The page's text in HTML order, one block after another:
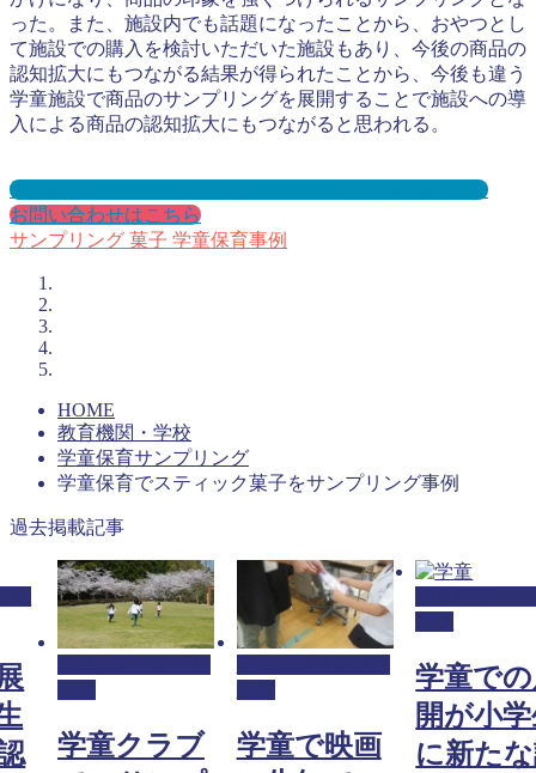
った。また、施設内でも話題になったことから、おやつとし
て施設での購入を検討いただいた施設もあり、今後の商品の
認知拡大にもつながる結果が得られたことから、今後も違う
学童施設で商品のサンプリングを展開することで施設への導
入による商品の認知拡大にもつながると思われる。
学童保育サンプリングとは？メリット３選と事例を紹介
お問い合わせはこちら
サンプリング 菓子 学童保育事例
HOME
教育機関・学校
学童保育サンプリング
学童保育でスティック菓子をサンプリング事例
過去掲載記事
学童クラブ
学童で映画
学童で
開が小
に新た